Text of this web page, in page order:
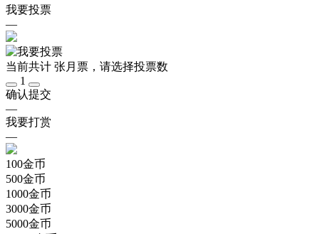
我要投票
—
当前共计 张月票，请选择投票数
1
确认提交
—
我要打赏
—
100金币
500金币
1000金币
3000金币
5000金币